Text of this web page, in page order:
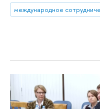
международное